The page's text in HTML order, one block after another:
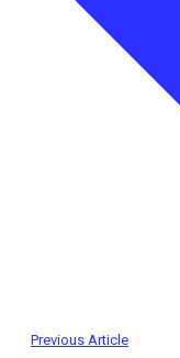
Previous Article